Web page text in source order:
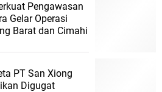
Pengawasan
Gelar Operasi
Barat dan Cimahi
PT San Xiong
Digugat